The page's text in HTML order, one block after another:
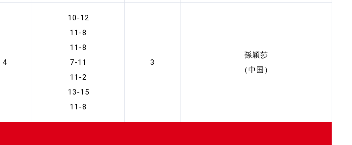
4
10-12
11-8
11-8
7-11
11-2
13-15
11-8
3
孫穎莎
（中国）